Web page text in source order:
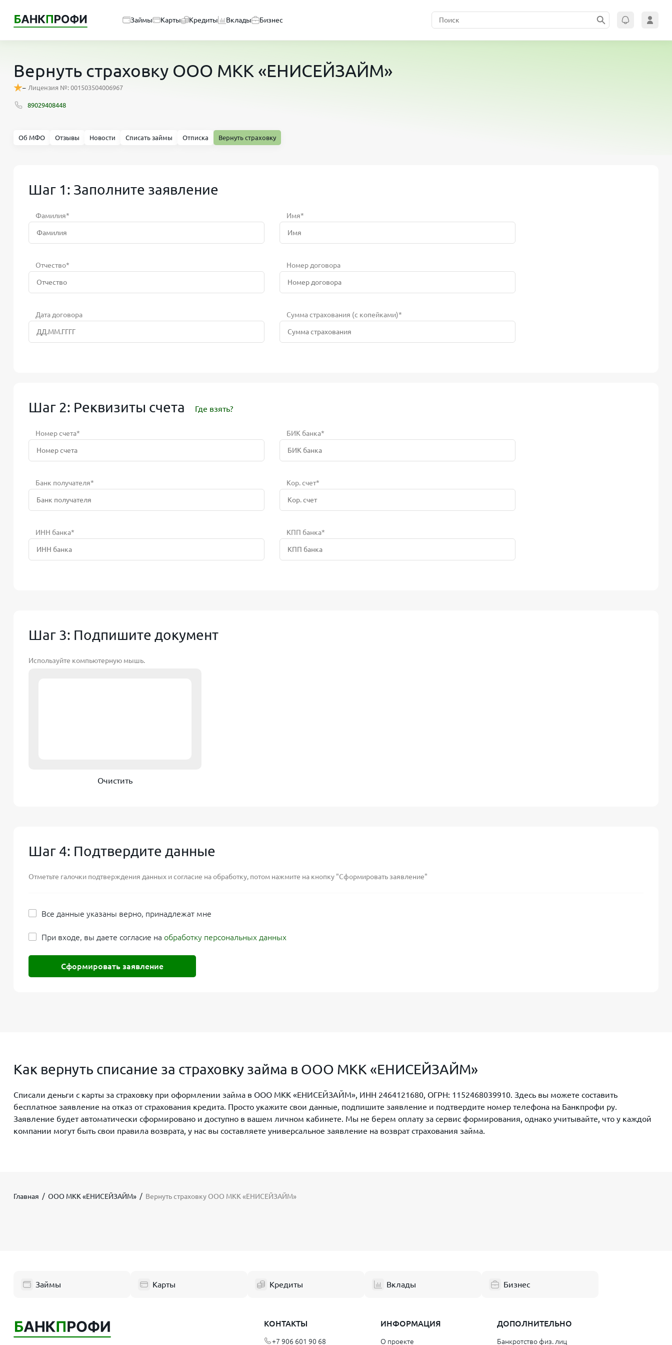
Займы Карты Кредиты Вклады Бизнес
Вернуть страховку ООО МКК «ЕНИСЕЙЗАЙМ»
– Лицензия №: 001503504006967
89029408448
Об МФО Отзывы Новости Списать займы Отписка Вернуть страховку
Шаг 1: Заполните заявление
Фамилия* Имя*
Отчество* Номер договора
Дата договора Сумма страхования (с копейками)*
Шаг 2: Реквизиты счета Где взять?
Номер счета* БИК банка*
Банк получателя* Кор. счет*
ИНН банка* КПП банка*
Шаг 3: Подпишите документ
Используйте компьютерную мышь.
Очистить
Шаг 4: Подтвердите данные
Отметьте галочки подтверждения данных и согласие на обработку, потом нажмите на кнопку "Сформировать заявление"
Все данные указаны верно, принадлежат мне
При входе, вы даете согласие на обработку персональных данных
Сформировать заявление
Как вернуть списание за страховку займа в ООО МКК «ЕНИСЕЙЗАЙМ»
Списали деньги с карты за страховку при оформлении займа в ООО МКК «ЕНИСЕЙЗАЙМ», ИНН 2464121680, ОГРН: 1152468039910. Здесь вы можете составить
бесплатное заявление на отказ от страхования кредита. Просто укажите свои данные, подпишите заявление и подтвердите номер телефона на Банкпрофи ру.
Заявление будет автоматически сформировано и доступно в вашем личном кабинете. Мы не берем оплату за сервис формирования, однако учитывайте, что у каждой
компании могут быть свои правила возврата, у нас вы составляете универсальное заявление на возврат страхования займа.
Главная ООО МКК «ЕНИСЕЙЗАЙМ» Вернуть страховку ООО МКК «ЕНИСЕЙЗАЙМ»
Займы Карты Кредиты Вклады Бизнес
КОНТАКТЫ
+7 906 601 90 68
ИНФОРМАЦИЯ
О проекте
ДОПОЛНИТЕЛЬНО
Банкротство физ. лиц